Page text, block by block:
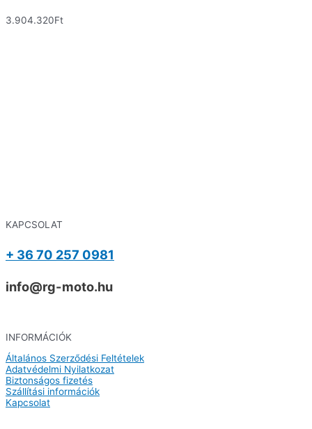
3.904.320Ft
KAPCSOLAT
+ 36 70 257 0981
info@rg-moto.hu
INFORMÁCIÓK
Általános Szerződési Feltételek
Adatvédelmi Nyilatkozat
Biztonságos fizetés
Szállítási információk
Kapcsolat